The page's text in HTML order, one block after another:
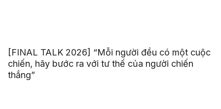
[FINAL TALK 2026] “Mỗi người đều có một cuộc
chiến, hãy bước ra với tư thế của người chiến
thắng”